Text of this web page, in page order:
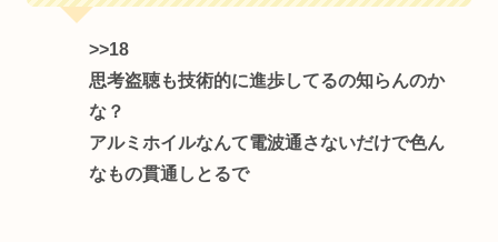
>>18
思考盗聴も技術的に進歩してるの知らんのか
な？
アルミホイルなんて電波通さないだけで色ん
なもの貫通しとるで